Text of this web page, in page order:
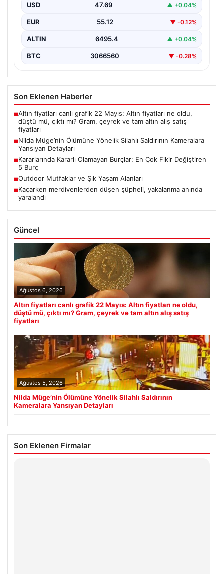
İstanbul’un Şişli ilçesinde yaşanan korkutucu olayda,
ilaçları…
USD 47.69 ▲ +0.04%
EUR 55.12 ▼ -0.12%
ALTIN 6495.4 ▲ +0.04%
BTC 3066560 ▼ -0.28%
Son Eklenen Haberler
■Altın fiyatları canlı grafik 22 Mayıs: Altın fiyatları ne oldu,
düştü mü, çıktı mı? Gram, çeyrek ve tam altın alış satış
fiyatları
■Nilda Müge’nin Ölümüne Yönelik Silahlı Saldırının Kameralara
Yansıyan Detayları
■Kararlarında Kararlı Olamayan Burçlar: En Çok Fikir Değiştiren
5 Burç
■Outdoor Mutfaklar ve Şık Yaşam Alanları
■Kaçarken merdivenlerden düşen şüpheli, yakalanma anında
yaralandı
Güncel
Ağustos 6, 2026
Altın fiyatları canlı grafik 22 Mayıs: Altın fiyatları ne oldu,
düştü mü, çıktı mı? Gram, çeyrek ve tam altın alış satış
fiyatları
Ağustos 5, 2026
Nilda Müge’nin Ölümüne Yönelik Silahlı Saldırının
Kameralara Yansıyan Detayları
Son Eklenen Firmalar